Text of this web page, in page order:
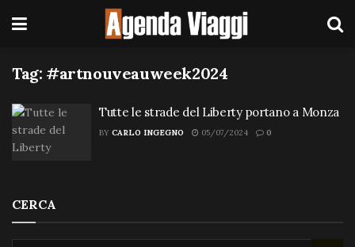
Tag: #artnouveauweek2024
Tutte le strade del Liberty portano a Monza
BY CARLO INGEGNO 05/07/2024 0
CERCA